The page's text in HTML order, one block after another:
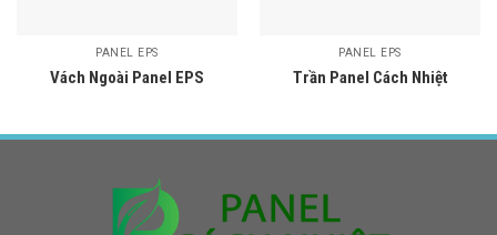
PANEL EPS
Vách Ngoài Panel EPS
PANEL EPS
Trần Panel Cách Nhiệt